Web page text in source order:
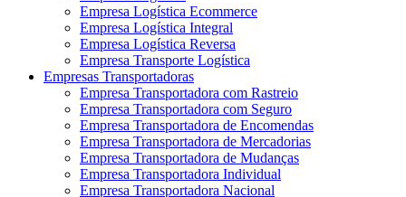
Empresa Logística Ecommerce
Empresa Logística Integral
Empresa Logística Reversa
Empresa Transporte Logística
Empresas Transportadoras
Empresa Transportadora com Rastreio
Empresa Transportadora com Seguro
Empresa Transportadora de Encomendas
Empresa Transportadora de Mercadorias
Empresa Transportadora de Mudanças
Empresa Transportadora Individual
Empresa Transportadora Nacional